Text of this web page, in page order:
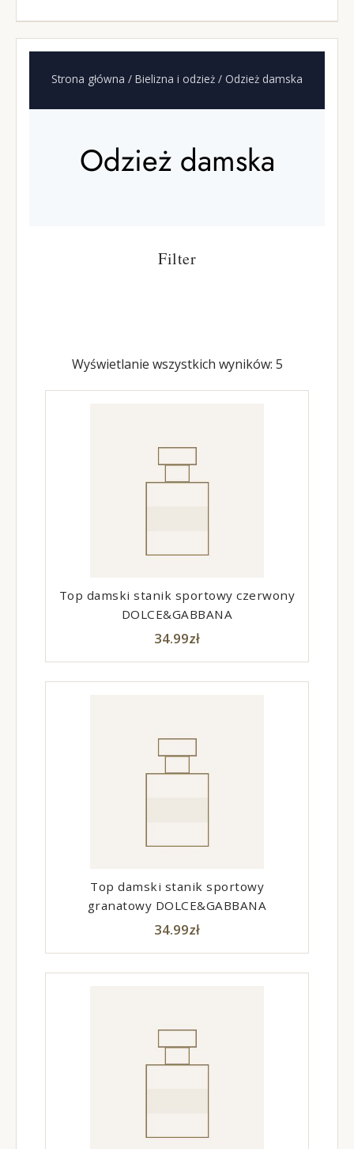
Strona główna / Bielizna i odzież / Odzież damska
Odzież damska
Filter
Wyświetlanie wszystkich wyników: 5
Top damski stanik sportowy czerwony
DOLCE&GABBANA
34.99zł
Top damski stanik sportowy
granatowy DOLCE&GABBANA
34.99zł